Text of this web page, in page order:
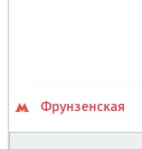
Фрунзенская